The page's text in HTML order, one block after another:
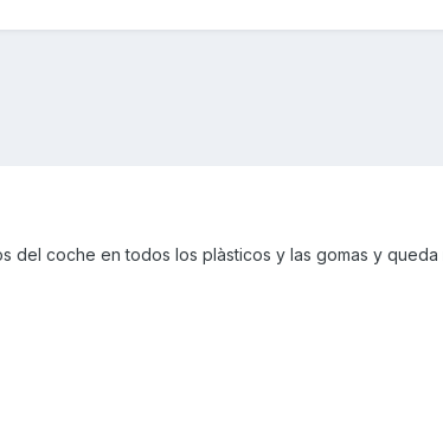
del coche en todos los plàsticos y las gomas y queda